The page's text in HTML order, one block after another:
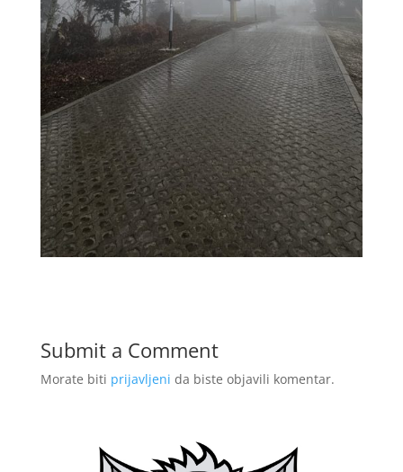
Submit a Comment
Morate biti prijavljeni da biste objavili komentar.